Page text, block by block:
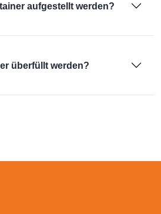
aufgestellt werden?
überfüllt werden?